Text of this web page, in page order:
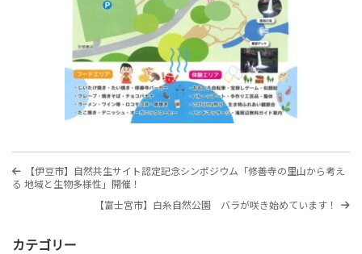
投
稿
過
去
【伊豆市】自然共生サイト認定記念シンポジウム「修善寺の里山から考え
る 地域と生物多様性」開催！
次
【富士宮市】白糸自然公園 バラが咲き始めています！
カテゴリー